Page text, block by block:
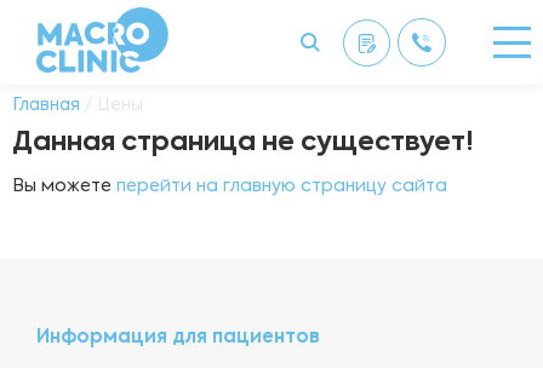
Главная / Цены
Данная страница не существует!
Вы можете перейти на главную страницу сайта
Информация для пациентов